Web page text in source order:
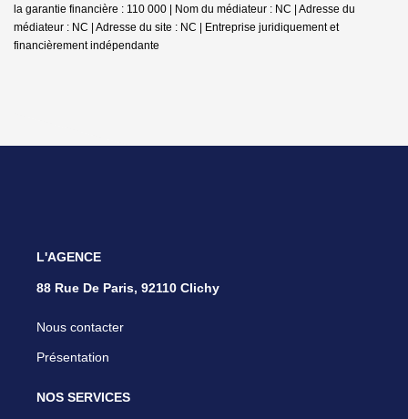
la garantie financière : 110 000 | Nom du médiateur : NC | Adresse du
médiateur : NC | Adresse du site : NC | Entreprise juridiquement et
financièrement indépendante
L'AGENCE
88 Rue De Paris, 92110 Clichy
Nous contacter
Présentation
NOS SERVICES